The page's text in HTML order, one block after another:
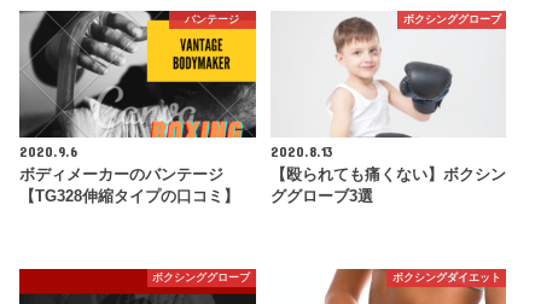
バンテージ
2020.9.6
ボディメーカーのバンテージ
【TG328伸縮タイプの口コミ】
ボクシンググローブ
2020.8.13
【殴られても痛くない】ボクシン
ググローブ3選
ボクシンググローブ ボクシングダイエット